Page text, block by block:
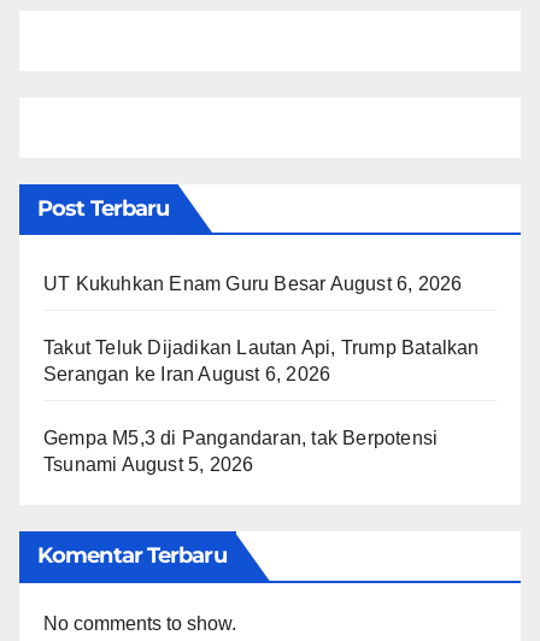
Post Terbaru
UT Kukuhkan Enam Guru Besar August 6, 2026
Takut Teluk Dijadikan Lautan Api, Trump Batalkan
Serangan ke Iran August 6, 2026
Gempa M5,3 di Pangandaran, tak Berpotensi
Tsunami August 5, 2026
Komentar Terbaru
No comments to show.